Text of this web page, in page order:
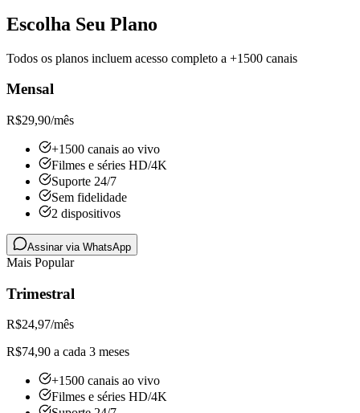
Escolha Seu Plano
Todos os planos incluem acesso completo a +1500 canais
Mensal
R$29,90/mês
+1500 canais ao vivo
Filmes e séries HD/4K
Suporte 24/7
Sem fidelidade
2 dispositivos
Assinar via WhatsApp
Mais Popular
Trimestral
R$24,97/mês
R$74,90 a cada 3 meses
+1500 canais ao vivo
Filmes e séries HD/4K